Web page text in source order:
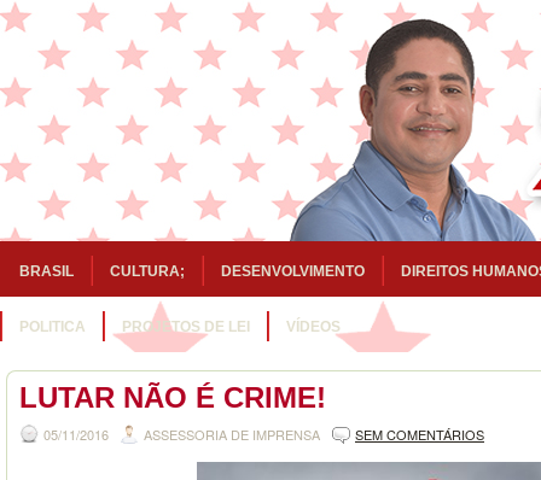
BRASIL CULTURA; DESENVOLVIMENTO DIREITOS
POLITICA PROJETOS DE LEI VÍDEOS
LUTAR NÃO É CRIME!
05/11/2016 ASSESSORIA DE IMPRENSA SEM COMENTÁRIOS